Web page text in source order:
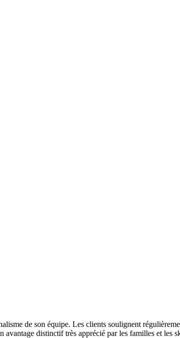
de son équipe. Les clients soulignent
distinctif très apprécié par les familles et les